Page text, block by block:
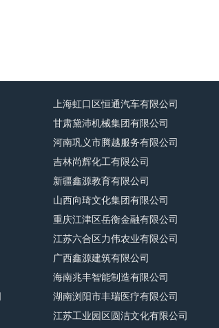
上海虹口区恒通汽车有限公司
甘肃黛沛机械集团有限公司
河南巩义市腾越服务有限公司
吉林尚辉化工有限公司
新疆鑫源教育有限公司
山西向琦文化集团有限公司
重庆江津区岳衡金融有限公司
江苏六合区力伟农业有限公司
广西鑫源建筑有限公司
海南兆丰智能制造有限公司
湖南浏阳市丰瑞医疗有限公司
江苏工业园区圆洁文化有限公司